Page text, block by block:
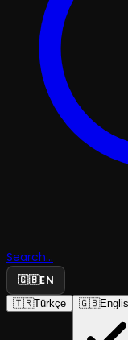
Search...
🇬🇧EN
🇹🇷Türkçe 🇬🇧